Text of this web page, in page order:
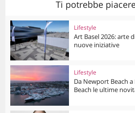
Ti potrebbe
Lifestyle
Art Basel 2026: arte
nuove iniziative
Lifestyle
Da Newport Beach a
Beach le ultime